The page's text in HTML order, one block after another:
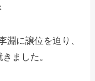
淵に譲位を迫り、
ました。